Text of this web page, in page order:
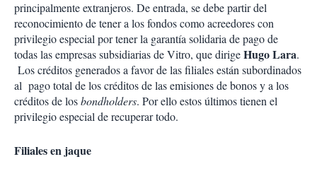
principalmente extranjeros. De entrada, se debe partir del
reconocimiento de tener a los fondos como acreedores con
privilegio especial por tener la garantía solidaria de pago de
todas las empresas subsidiarias de Vitro, que dirigeHugo Lara.
Los créditos generados a favor de las filiales están subordinados
al pago total de los créditos de las emisiones de bonos y a los
créditos de losbondholders. Por ello estos últimos tienen el
privilegio especial de recuperar todo.
Filiales en jaque